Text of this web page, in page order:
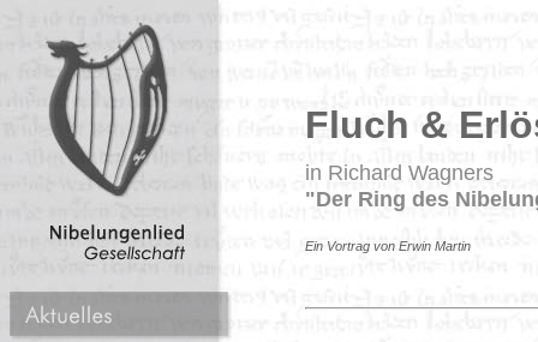
Fluch &
in Richard Wagners
"Der Ring des
Ein Vortrag von Erwin Martin